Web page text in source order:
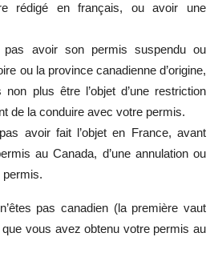
rédigé en français, ou avoir une
avoir son permis suspendu ou
ou la province canadienne d’origine,
plus être l’objet d’une restriction
de la conduire avec votre permis.
avoir fait l’objet en France, avant
au Canada, d’une annulation ou
permis.
pas canadien (la première vaut
vous avez obtenu votre permis au